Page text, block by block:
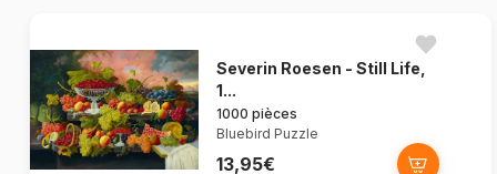
Severin Roesen - Still Life,
1...
1000 pièces
Bluebird Puzzle
13,95€